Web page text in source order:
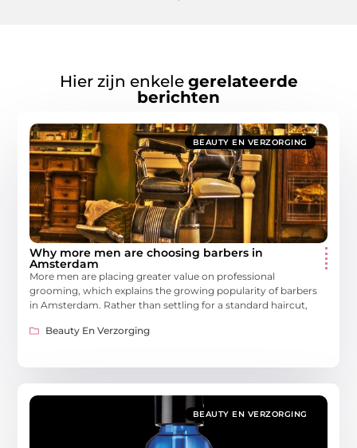
Hier zijn enkele gerelateerde
berichten
BEAUTY EN VERZORGING
Why more men are choosing barbers in
Amsterdam
More men are placing greater value on professional
grooming, which explains the growing popularity of barbers
in Amsterdam. Rather than settling for a standard haircut,
Beauty En Verzorging
BEAUTY EN VERZORGING